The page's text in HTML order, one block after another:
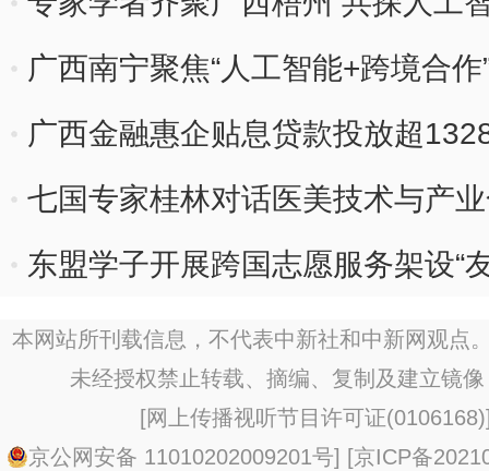
广西南宁聚焦“人工智能+跨境合
广西金融惠企贴息贷款投放超
体
七国专家桂林对话医美技术与产
东盟学子开展跨国志愿服务架设“
本网站所刊载信息，不代表中新社和中新网观点
未经授权禁止转载、摘编、复制及建立镜
[网上传播视听节目许可证(0106168)
京公网安备 11010202009201号] [京ICP备